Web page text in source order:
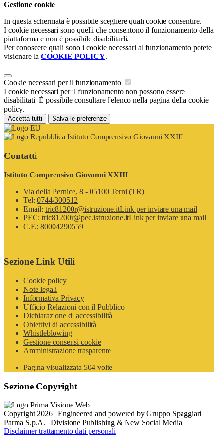
Gestione cookie
In questa schermata è possibile scegliere quali cookie consentire.
I cookie necessari sono quelli che consentono il funzionamento della
piattaforma e non è possibile disabilitarli.
Per conoscere quali sono i cookie necessari al funzionamento potete
visionare la COOKIE POLICY.
Cookie necessari per il funzionamento
I cookie necessari per il funzionamento non possono essere
disabilitati. È possibile consultare l'elenco nella pagina della cookie
policy.
Accetta tutti Salva le preferenze
Istituto Comprensivo Giovanni XXIII
Contatti
Istituto Comprensivo Giovanni XXIII
Via della Pernice, 8 - 05100 Terni (TR)
Tel: 0744/300512
Email: tric81200r@istruzione.itLink per inviare una mail
PEC: tric81200r@pec.istruzione.itLink per inviare una mail
C.F.: 80004290559
Sezione Link Utili
Cookie policy
Note legali
Informativa Privacy
Ufficio Relazioni con il Pubblico
Dichiarazione di accessibilità
Obiettivi di accessibilità
Whistleblowing
Gestione consensi cookie
Amministrazione trasparente
Pagina visualizzata 504 volte
Sezione Copyright
Copyright 2026 | Engineered and powered by Gruppo Spaggiari
Parma S.p.A. | Divisione Publishing & New Social Media
Disclaimer trattamento dati personali